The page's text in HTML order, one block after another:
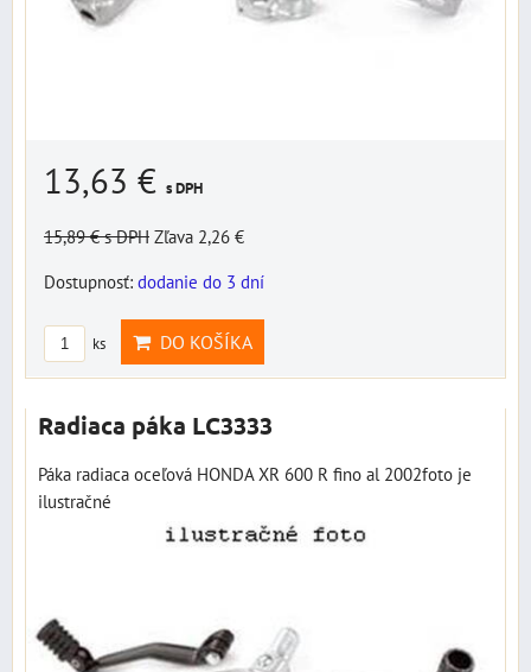
13,63 € s DPH
15,89 €s DPH Zľava 2,26 €
Dostupnosť: dodanie do 3 dní
ks DO KOŠÍKA
Radiaca páka LC3333
Páka radiaca oceľová HONDA XR 600 R fino al 2002foto je
ilustračné